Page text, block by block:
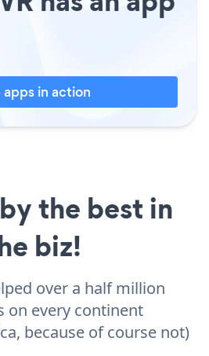
apps in action
the best in
biz!
over a half million
on every continent
because of course not)